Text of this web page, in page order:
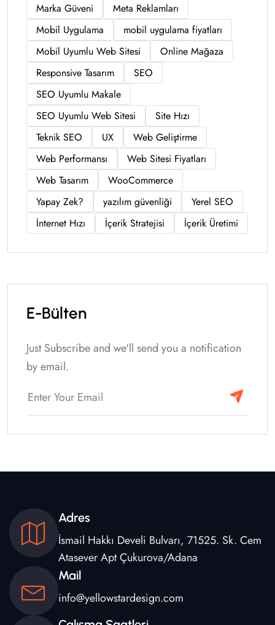
Marka Güveni
Meta Reklamları
Mobil Uygulama
mobil uygulama fiyatları
Mobil Uyumlu Web Sitesi
Online Mağaza
Responsive Tasarım
SEO
SEO Uyumlu Makale
SEO Uyumlu Web Sitesi
Site Hızı
Teknik SEO
UX
Web Geliştirme
Web Performansı
Web Sitesi Fiyatları
Web Tasarım
WooCommerce
Yapay Zek?
yazılım güvenliği
Yerel SEO
İnternet Hızı
İçerik Stratejisi İçerik Üretimi
E-Bülten
Just Subscribe and we'll send you a notification
by email.
Adres
İsmail Hakkı Develi Bulvarı, 71525. Sk. Cem
Atasever Apt Çukurova/Adana
Mail
info@yellowstardesign.com